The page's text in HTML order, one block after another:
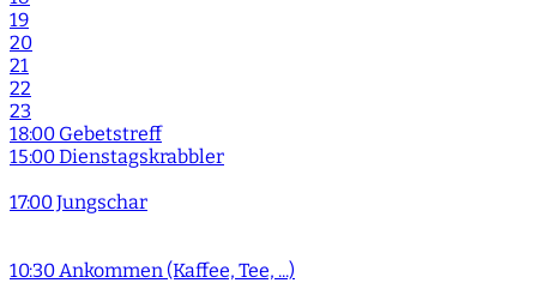
19
20
21
22
23
18:00 Gebetstreff
15:00 Dienstagskrabbler
17:00 Jungschar
10:30 Ankommen (Kaffee, Tee, ...)